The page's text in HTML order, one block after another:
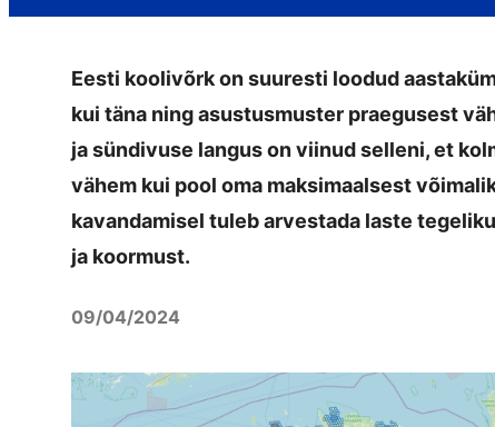
Eesti koolivõrk on suuresti loodud
kui täna ning asustusmuster praegusest
ja sündivuse langus on viinud selleni, et
vähem kui pool oma maksimaalsest
kavandamisel tuleb arvestada laste
ja koormust.
09/04/2024